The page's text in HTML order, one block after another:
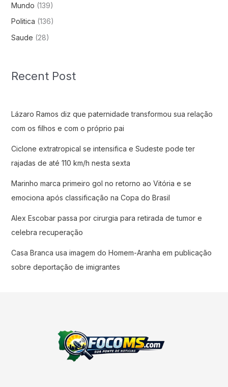
Mundo (139)
Politica (136)
Saude (28)
Recent Post
Lázaro Ramos diz que paternidade transformou sua relação
com os filhos e com o próprio pai
Ciclone extratropical se intensifica e Sudeste pode ter
rajadas de até 110 km/h nesta sexta
Marinho marca primeiro gol no retorno ao Vitória e se
emociona após classificação na Copa do Brasil
Alex Escobar passa por cirurgia para retirada de tumor e
celebra recuperação
Casa Branca usa imagem do Homem-Aranha em publicação
sobre deportação de imigrantes